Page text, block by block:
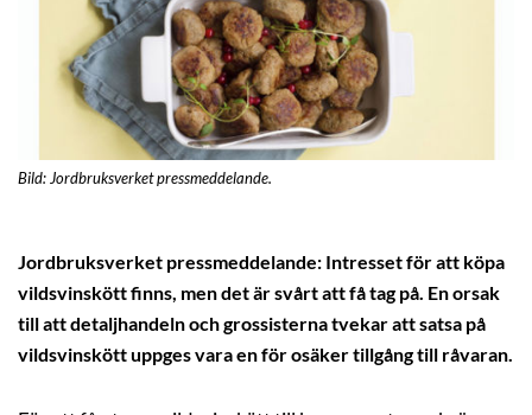
Bild: Jordbruksverket pressmeddelande.
Jordbruksverket pressmeddelande: Intresset för att köpa
vildsvinskött finns, men det är svårt att få tag på. En orsak
till att detaljhandeln och grossisterna tvekar att satsa på
vildsvinskött uppges vara en för osäker tillgång till råvaran.